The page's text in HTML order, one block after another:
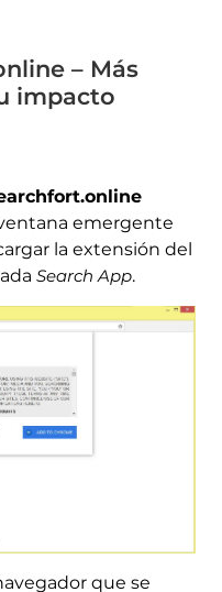
– Más
impacto
emergente
la extensión del
Search App.
que se